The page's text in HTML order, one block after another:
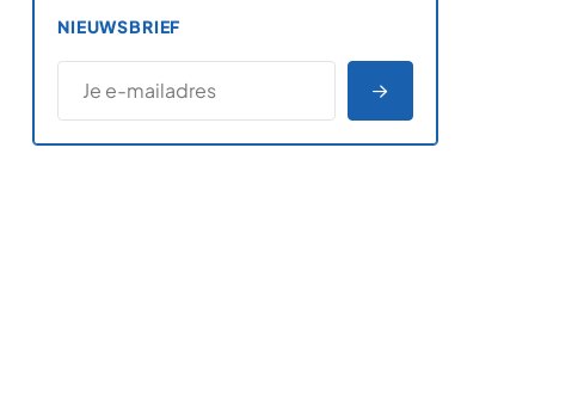
NIEUWSBRIEF
E-MAILADRES
*
AANMELDEN